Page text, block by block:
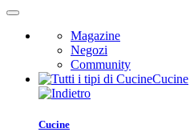
Magazine
Negozi
Community
Cucine
Cucine